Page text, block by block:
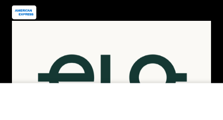
(11) 4380-6061
Seg. à Quin. 07h00 às 17h00.
FORMAS DE PAGAMENTO